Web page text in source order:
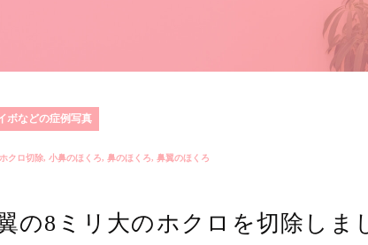
ボなどの症例写真
ホクロ切除, 小鼻のほくろ, 鼻のほくろ, 鼻翼のほくろ
の8ミリ大のホクロを切除しま